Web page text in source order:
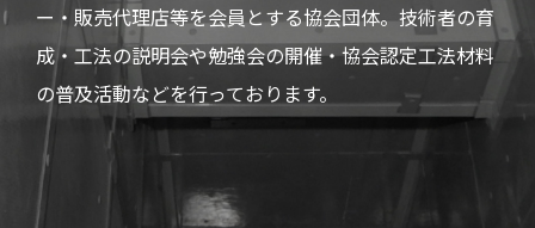
ー・販売代理店等を会員とする協会団体。技術者の育
成・工法の説明会や勉強会の開催・協会認定工法材料
の普及活動などを行っております。